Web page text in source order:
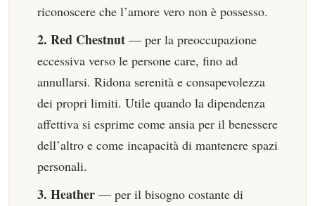
riconoscere che l’amore vero non è possesso.
2. Red Chestnut — per la preoccupazione
eccessiva verso le persone care, fino ad
annullarsi. Ridona serenità e consapevolezza
dei propri limiti. Utile quando la dipendenza
affettiva si esprime come ansia per il benessere
dell’altro e come incapacità di mantenere spazi
personali.
3. Heather — per il bisogno costante di